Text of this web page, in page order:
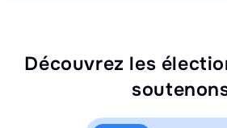
Découvrez les